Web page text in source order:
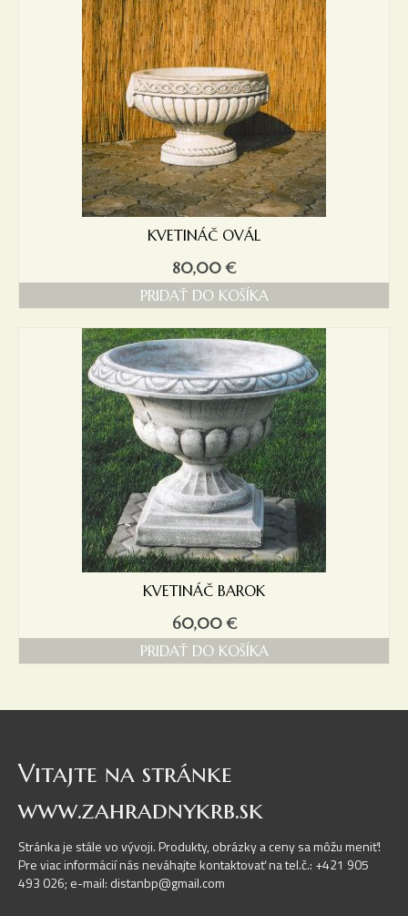
KVETINÁČ OVÁL
80,00€
PRIDAŤ DO KOŠÍKA
KVETINÁČ BAROK
60,00€
PRIDAŤ DO KOŠÍKA
Vitajte na stránke
www.zahradnykrb.sk
Stránka je stále vo vývoji. Produkty, obrázky a ceny sa môžu meniť!
Pre viac informácií nás neváhajte kontaktovať na tel.č.: +421 905
493 026; e-mail: distanbp@gmail.com